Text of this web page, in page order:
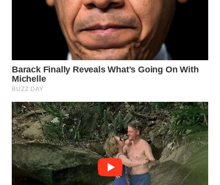
SERIBU
WN
WN
BINJAI
WN
CIREBON